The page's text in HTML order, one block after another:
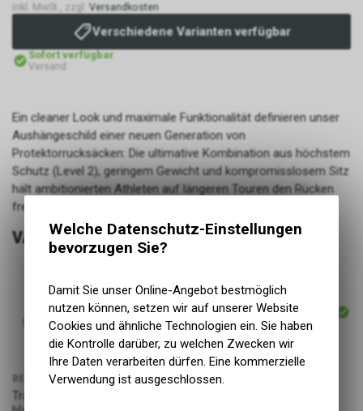
inkl. MwSt., zzgl. Versandkosten
Verschiedene Varianten verfügbar
Sofort verfügbar
Versand
Ein cleaner Look und maximale Funktionalität definieren unser
Aushängeschild einer neuen Generation von
Protektorrucksäcken: Die ultimative Kombination aus höchstem
Schutz (Level 2), geringem Gewicht und kompromisslosem Sitz
hält ambitionierten Athleten auf längeren Touren den Rücken
frei.
VARIANTEN
ARTIKELNUMMER
26786
BEZEICHNUNG
Trail Pro 26L Backpack,
Welche Datenschutz-Einstellungen
bevorzugen Sie?
Damit Sie unser Online-Angebot bestmöglich
nutzen können, setzen wir auf unserer Website
Cookies und ähnliche Technologien ein. Sie haben
die Kontrolle darüber, zu welchen Zwecken wir
Ihre Daten verarbeiten dürfen. Eine kommerzielle
Verwendung ist ausgeschlossen.